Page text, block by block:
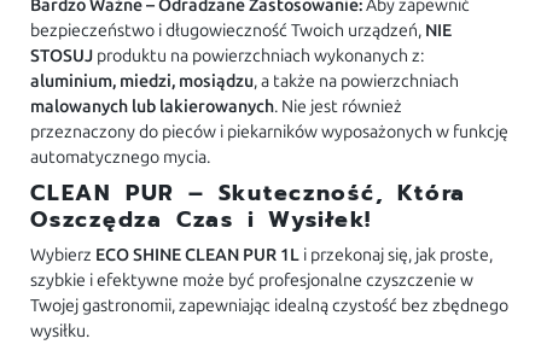
Bardzo Ważne – Odradzane Zastosowanie:Aby zapewnić
bezpieczeństwo i długowieczność Twoich urządzeń, NIE
STOSUJ produktu na powierzchniach wykonanych z:
aluminium, miedzi, mosiądzu, a także na powierzchniach
malowanych lub lakierowanych. Nie jest również
przeznaczony do pieców i piekarników wyposażonych w funkcję
automatycznego mycia.
CLEAN PUR – Skuteczność, Która
Oszczędza Czas i Wysiłek!
Wybierz ECO SHINE CLEAN PUR 1L i przekonaj się, jak proste,
szybkie i efektywne może być profesjonalne czyszczenie w
Twojej gastronomii, zapewniając idealną czystość bez zbędnego
wysiłku.